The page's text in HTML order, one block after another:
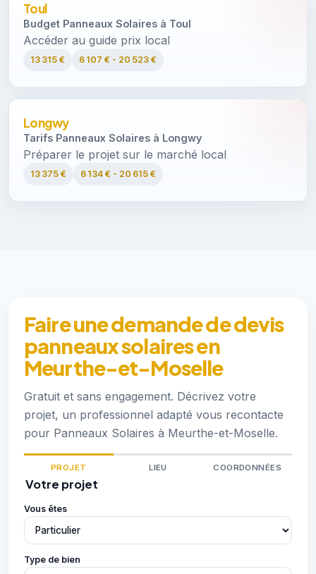
Toul
Budget Panneaux Solaires à Toul
Accéder au guide prix local
13 315 € 6 107 € - 20 523 €
Longwy
Tarifs Panneaux Solaires à Longwy
Préparer le projet sur le marché local
13 375 € 6 134 € - 20 615 €
Faire une demande de devis
panneaux solaires en
Meurthe-et-Moselle
Gratuit et sans engagement. Décrivez votre
projet, un professionnel adapté vous recontacte
pour Panneaux Solaires à Meurthe-et-Moselle.
PROJET LIEU COORDONNÉES
Votre projet
Vous êtes
Type de bien